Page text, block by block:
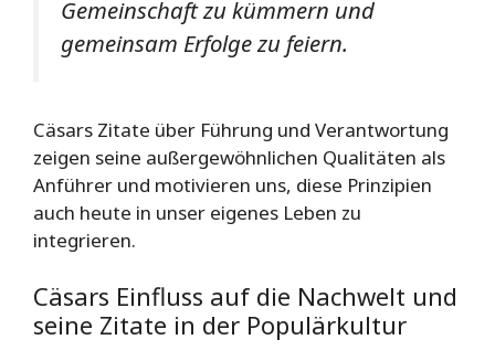
Gemeinschaft zu kümmern und
gemeinsam Erfolge zu feiern.
Cäsars Zitate über Führung und Verantwortung
zeigen seine außergewöhnlichen Qualitäten als
Anführer und motivieren uns, diese Prinzipien
auch heute in unser eigenes Leben zu
integrieren.
Cäsars Einfluss auf die Nachwelt und
seine Zitate in der Populärkultur